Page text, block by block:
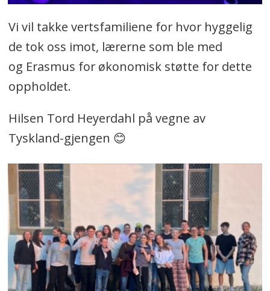
Vi vil takke vertsfamiliene for hvor hyggelig
de tok oss imot, lærerne som ble med
og Erasmus for økonomisk støtte for dette
oppholdet.
Hilsen Tord Heyerdahl på vegne av
Tyskland-gjengen 😊